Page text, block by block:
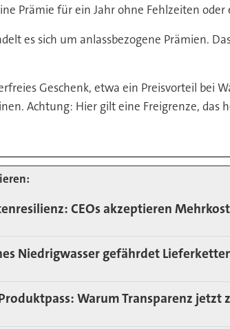
Prämie für ein Jahr ohne Fehlzeiten
es sich um anlassbezogene Prämien.
Geschenk, etwa ein Preisvorteil bei
Achtung: Hier gilt eine Freigrenze,
CEOs akzeptieren
Niedrigwasser gefährdet
Warum Transparenz jetzt